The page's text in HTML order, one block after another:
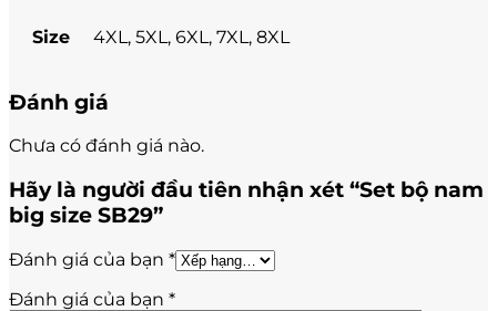
Size 4XL, 5XL, 6XL, 7XL, 8XL
Đánh giá
Chưa có đánh giá nào.
Hãy là người đầu tiên nhận xét “Set bộ nam
big size SB29”
Đánh giá của bạn *
Đánh giá của bạn *